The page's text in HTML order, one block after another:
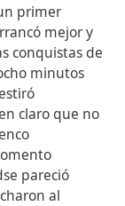
primer
mejor y
conquistas de
minutos
claro que no
pareció
al